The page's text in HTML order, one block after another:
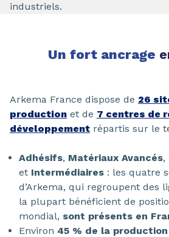
industriels.
Un fort ancrage
Arkema France dispose de 26
production et de 7 centres de
développement répartis sur le
Adhésifs, Matériaux Avancés,
et Intermédiaires : les quatre
d’Arkema, qui regroupent des
la plupart bénéficient de
mondial, sont présents en
Environ 45 % de la production